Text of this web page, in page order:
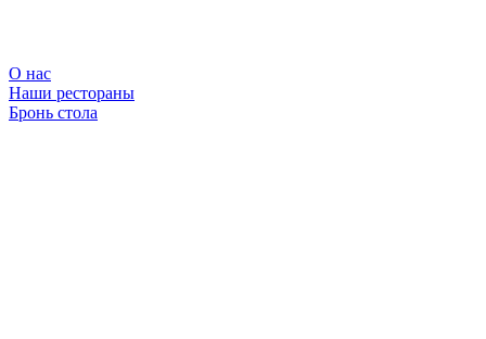
О нас
Наши рестораны
Бронь стола